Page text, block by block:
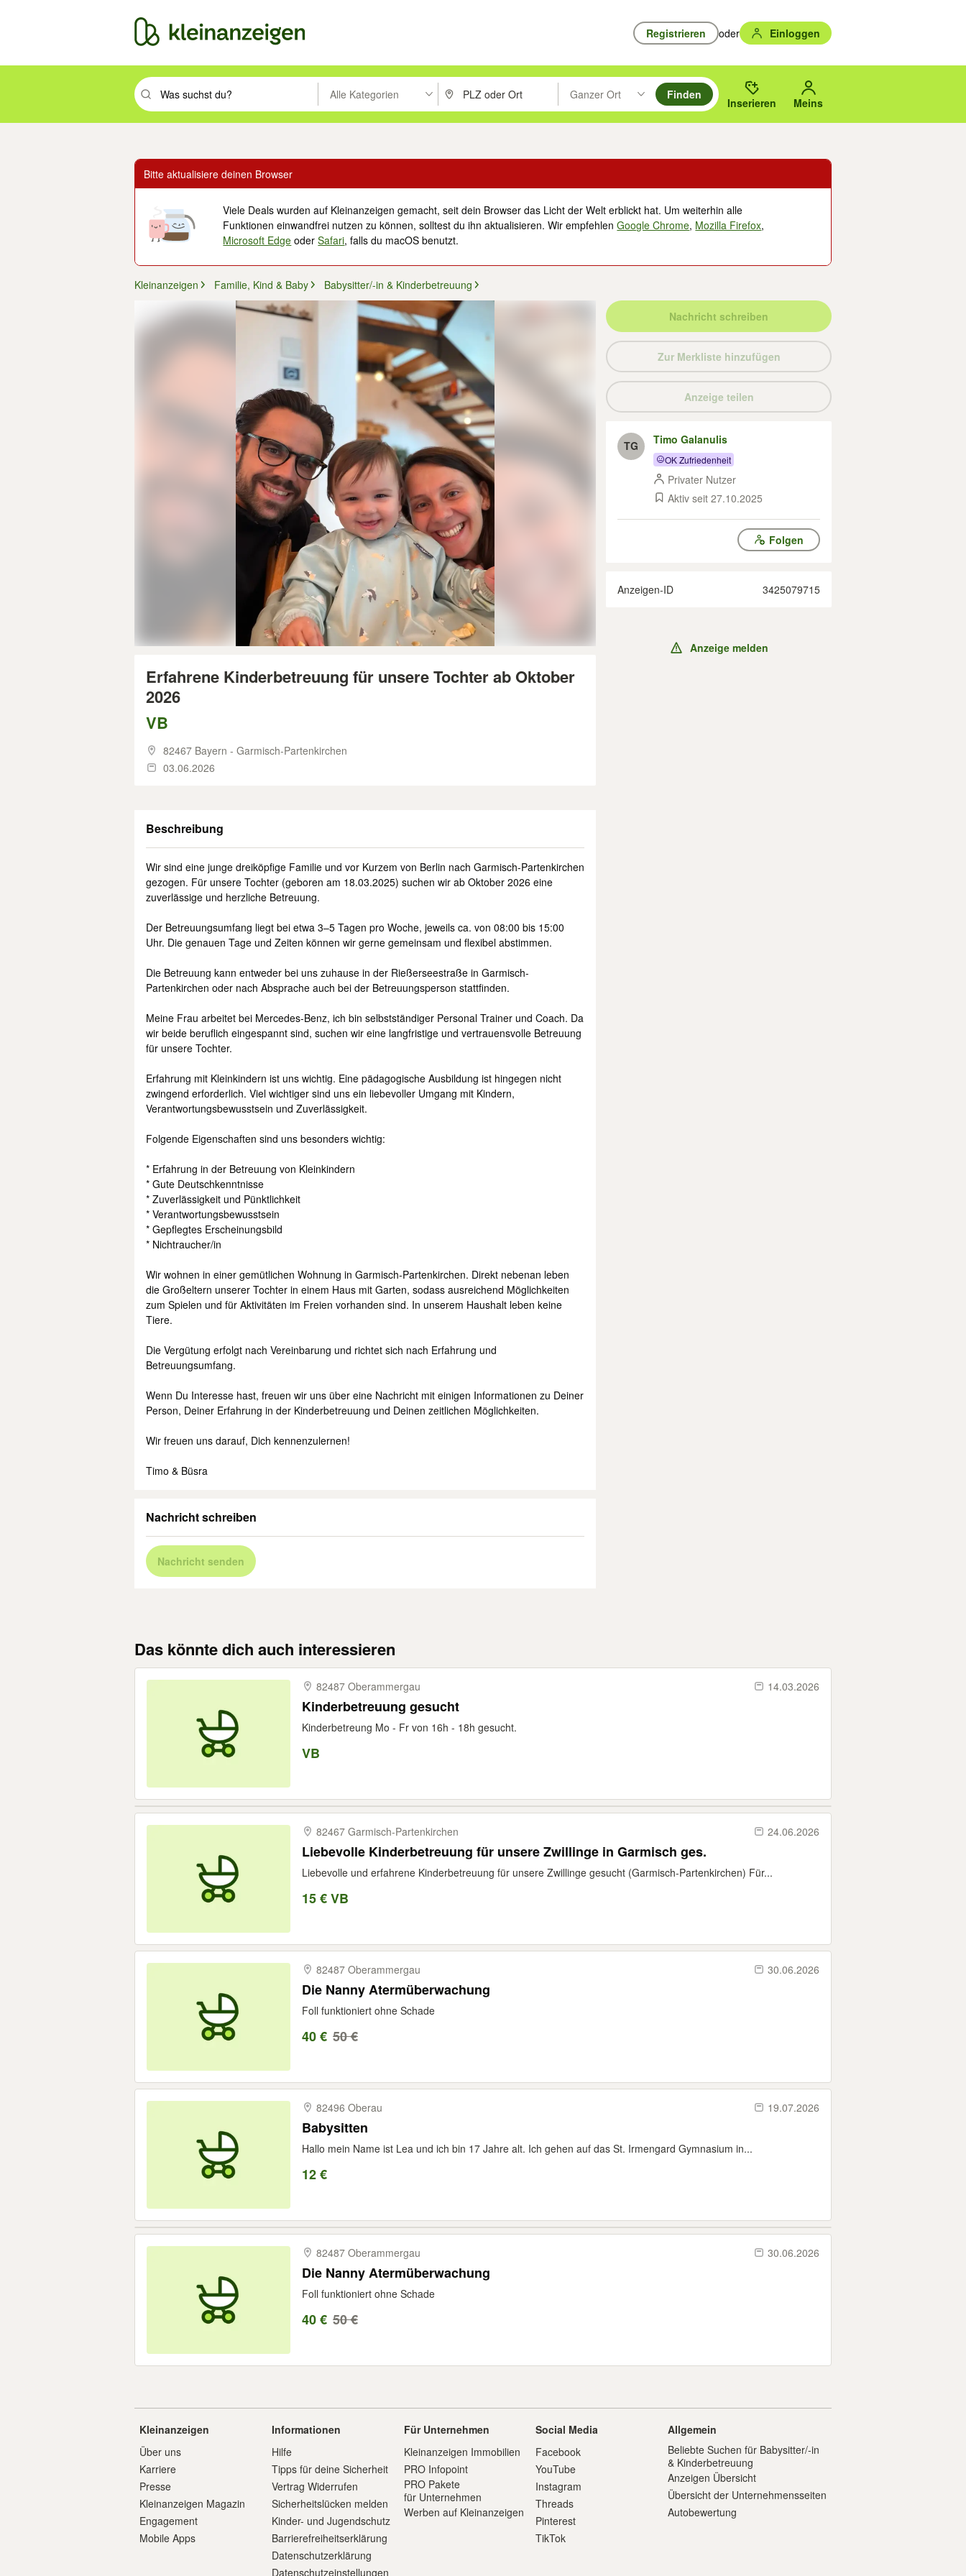
Registrieren oder Einloggen
Suchbegriff eingeben. Eingabetaste drücken um zu suchen, oder Vorschläge mit den Pfeiltasten nach oben/unten durchsuchen und mit Eingabetaste auswählen.
Alle Kategorien PLZ oder Ort eingeben. Eingabetaste drücken um zu suchen, oder Vorschläge mit den Pfeiltasten nach oben/
Ganzer Ort
Suche im Umkreis des gewählten Orts oder PLZ.
Finden
Inserieren Meins
Bitte aktualisiere deinen Browser
Viele Deals wurden auf Kleinanzeigen gemacht, seit dein Browser das Licht der Welt erblickt hat. Um weiterhin alle
Funktionen einwandfrei nutzen zu können, solltest du ihn aktualisieren. Wir empfehlenGoogle Chrome, Mozilla Firefox,
Microsoft Edge oderSafari, falls du macOS benutzt.
Kleinanzeigen Familie, Kind & Baby Babysitter/-in & Kinderbetreuung
Erfahrene Kinderbetreuung für unsere Tochter ab Oktober
2026
VB
82467 Bayern - Garmisch-Partenkirchen
03.06.2026
Beschreibung
Wir sind eine junge dreiköpfige Familie und vor Kurzem von Berlin nach Garmisch-Partenkirchen
gezogen. Für unsere Tochter (geboren am 18.03.2025) suchen wir ab Oktober 2026 eine
zuverlässige und herzliche Betreuung.
Der Betreuungsumfang liegt bei etwa 3–5 Tagen pro Woche, jeweils ca. von 08:00 bis 15:00
Uhr. Die genauen Tage und Zeiten können wir gerne gemeinsam und flexibel abstimmen.
Die Betreuung kann entweder bei uns zuhause in der Rießerseestraße in Garmisch-
Partenkirchen oder nach Absprache auch bei der Betreuungsperson stattfinden.
Meine Frau arbeitet bei Mercedes-Benz, ich bin selbstständiger Personal Trainer und Coach. Da
wir beide beruflich eingespannt sind, suchen wir eine langfristige und vertrauensvolle Betreuung
für unsere Tochter.
Erfahrung mit Kleinkindern ist uns wichtig. Eine pädagogische Ausbildung ist hingegen nicht
zwingend erforderlich. Viel wichtiger sind uns ein liebevoller Umgang mit Kindern,
Verantwortungsbewusstsein und Zuverlässigkeit.
Folgende Eigenschaften sind uns besonders wichtig:
* Erfahrung in der Betreuung von Kleinkindern
* Gute Deutschkenntnisse
* Zuverlässigkeit und Pünktlichkeit
* Verantwortungsbewusstsein
* Gepflegtes Erscheinungsbild
* Nichtraucher/in
Wir wohnen in einer gemütlichen Wohnung in Garmisch-Partenkirchen. Direkt nebenan leben
die Großeltern unserer Tochter in einem Haus mit Garten, sodass ausreichend Möglichkeiten
zum Spielen und für Aktivitäten im Freien vorhanden sind. In unserem Haushalt leben keine
Tiere.
Die Vergütung erfolgt nach Vereinbarung und richtet sich nach Erfahrung und
Betreuungsumfang.
Wenn Du Interesse hast, freuen wir uns über eine Nachricht mit einigen Informationen zu Deiner
Person, Deiner Erfahrung in der Kinderbetreuung und Deinen zeitlichen Möglichkeiten.
Wir freuen uns darauf, Dich kennenzulernen!
Timo & Büsra
Nachricht schreiben
Nachricht senden
Nachricht schreiben
Zur Merkliste hinzufügen
Anzeige teilen
TG Timo Galanulis
OK Zufriedenheit
Privater Nutzer
Aktiv seit 27.10.2025
Folgen
Anzeigen-ID 3425079715
Anzeige melden
Das könnte dich auch interessieren
82487 Oberammergau 14.03.2026
Kinderbetreuung gesucht
Kinderbetreung Mo - Fr von 16h - 18h gesucht.
VB
82467 Garmisch-​Partenkirchen 24.06.2026
Liebevolle Kinderbetreuung für unsere Zwillinge in Garmisch ges.
Liebevolle und erfahrene Kinderbetreuung für unsere Zwillinge gesucht (Garmisch-Partenkirchen) Für...
15 € VB
82487 Oberammergau 30.06.2026
Die Nanny Atermüberwachung
Foll funktioniert ohne Schade
40 € 50 €
82496 Oberau 19.07.2026
Babysitten
Hallo mein Name ist Lea und ich bin 17 Jahre alt. Ich gehen auf das St. Irmengard Gymnasium in...
12 €
82487 Oberammergau 30.06.2026
Die Nanny Atermüberwachung
Foll funktioniert ohne Schade
40 € 50 €
Kleinanzeigen
Über uns
Karriere
Presse
Kleinanzeigen Magazin
Engagement
Mobile Apps
Informationen
Hilfe
Tipps für deine Sicherheit
Vertrag Widerrufen
Sicherheitslücken melden
Kinder- und Jugendschutz
Barrierefreiheitserklärung
Datenschutzerklärung
Datenschutzeinstellungen
Für Unternehmen
Kleinanzeigen Immobilien
PRO Infopoint
PRO Pakete
für Unternehmen
Werben auf Kleinanzeigen
Social Media
Facebook
YouTube
Instagram
Threads
Pinterest
TikTok
Allgemein
Beliebte Suchen für Babysitter/-in
& Kinderbetreuung
Anzeigen Übersicht
Übersicht der Unternehmensseiten
Autobewertung